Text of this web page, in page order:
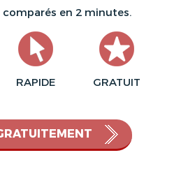
en 2 minutes.
RAPIDE GRATUIT